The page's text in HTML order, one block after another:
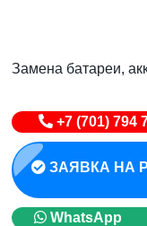
Замена батареи,
+7 (701) 794
ЗАЯВКА НА
WhatsApp